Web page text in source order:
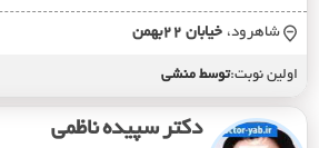
شاهرود، خيابان 22بهمن
اولین نوبت:توسط منشی
دکتر سپیده ناظمی